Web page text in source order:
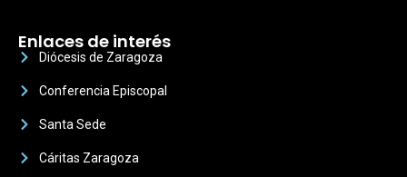
Enlaces de interés
Diócesis de Zaragoza
Conferencia Episcopal
Santa Sede
Cáritas Zaragoza